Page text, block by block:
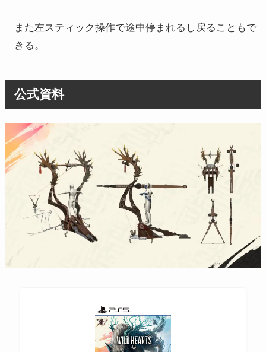
また左スティック操作で途中停まれるし戻ることもで
きる。
公式資料